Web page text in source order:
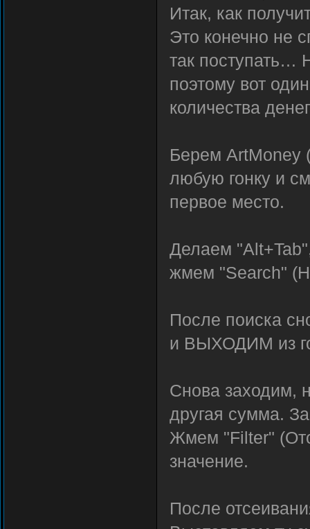
Итак, как
Это конечно не
так поступать…
поэтому вот
количества
Берем ArtMoney
любую гонку и
первое место.
Делаем
жмем "Search"
После поиска
и ВЫХОДИМ из
Снова заходим,
другая сумма.
Жмем "Filter"
значение.
После